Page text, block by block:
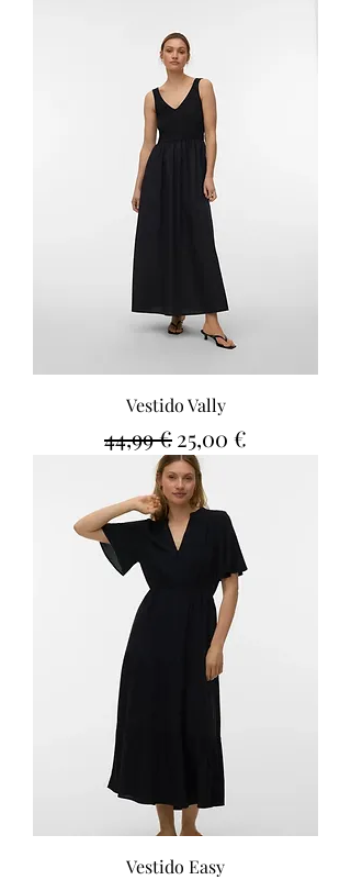
Vestido Vally
Precio
44,99 €Precio de oferta
25,00 €
Vestido Easy